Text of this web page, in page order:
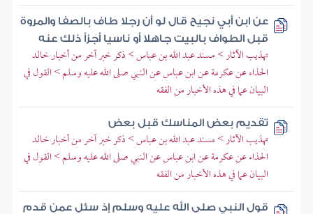
عن ابن أبي نجيح قال لو أن رجلا طاف بالصفا والمروة
قبل الطواف بالبيت جاهلا أو ناسيا أجزأ ذلك عنه
تهذيب الآثار > مسند عبد الله بن عباس > ذكر خبر آخر من أخبار خالد
الحذاء عن عكرمة عن ابن عباس عن النبي صلى الله عليه وسلم > القول في
البيان عما في هذه الأخبار من الفقه
تقديم بعض المناسك قبل بعض
تهذيب الآثار > مسند عبد الله بن عباس > ذكر خبر آخر من أخبار خالد
الحذاء عن عكرمة عن ابن عباس عن النبي صلى الله عليه وسلم > القول في
البيان عما في هذه الأخبار من الفقه
قول النبي صلى الله عليه وسلم إذ سئل عمن قدم